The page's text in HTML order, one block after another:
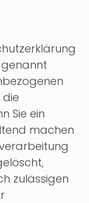
genannt
die
Sie ein
machen
zulässigen